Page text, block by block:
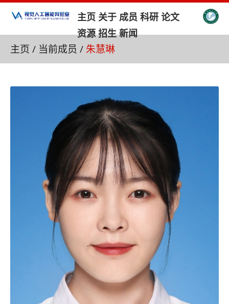
主页 关于 成员 科研 论文
资源 招生 新闻
主页 / 当前成员 / 朱慧琳